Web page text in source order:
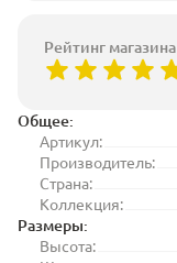
Общее:
Артикул:
Производитель:
Страна:
Коллекция:
Размеры:
Высота:
Рейтинг магазина